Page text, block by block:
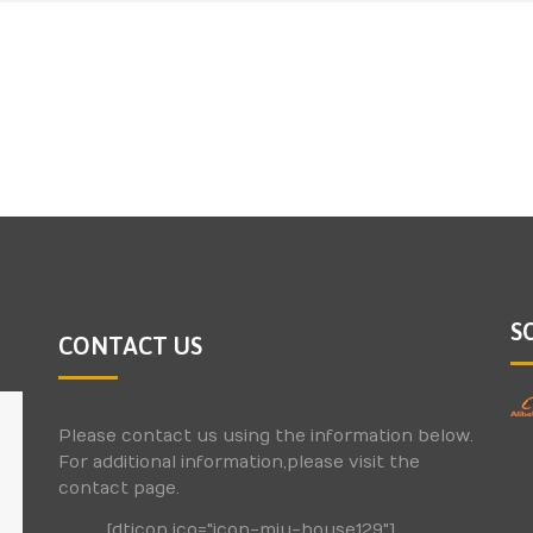
CONTACT US
Please contact us using the information below.
For additional information,please visit the
contact page.